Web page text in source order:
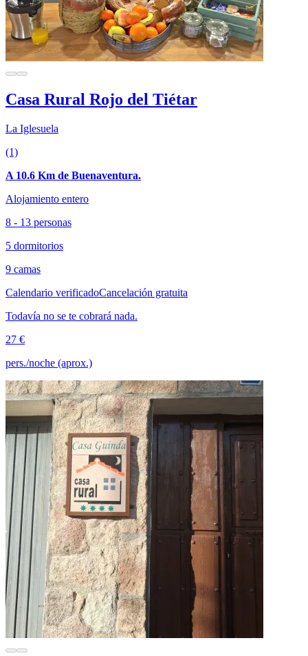
Casa Rural Rojo del Tiétar
La Iglesuela
(1)
A 10.6 Km de Buenaventura.
Alojamiento entero
8 - 13 personas
5 dormitorios
9 camas
Calendario verificadoCancelación gratuita
Todavía no se te cobrará nada.
27 €
pers./noche (aprox.)